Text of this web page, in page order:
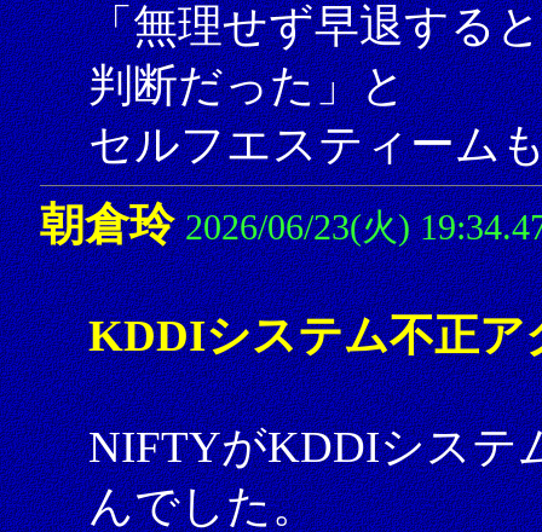
「無理せず早退する
判断だった」と
セルフエスティーム
朝倉玲 2026/06/23(火)
KDDIシステム不正ア
NIFTYがKDDIシステ
んでした。